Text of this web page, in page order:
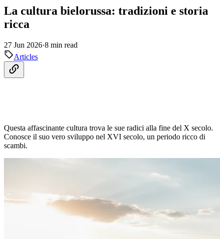
La cultura bielorussa: tradizioni e storia
ricca
27 Jun 2026·8 min read
Articles
Questa affascinante cultura trova le sue radici alla fine del X secolo.
Conosce il suo vero sviluppo nel XVI secolo, un periodo ricco di
scambi.